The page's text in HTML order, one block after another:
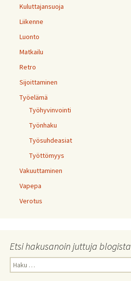
Kuluttajansuoja
Liikenne
Luonto
Matkailu
Retro
Sijoittaminen
Työelämä
Työhyvinvointi
Työnhaku
Työsuhdeasiat
Työttömyys
Vakuuttaminen
Vapepa
Verotus
Etsi hakusanoin juttuja blogista
Haku: